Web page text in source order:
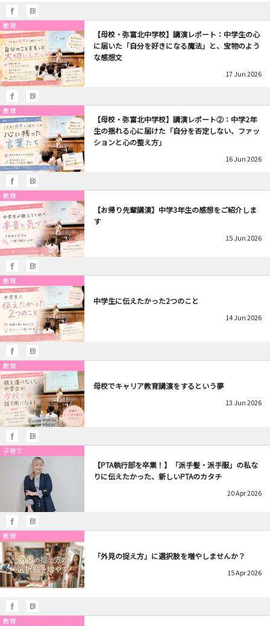
教育
【母校・弥富北中学校】講演レポート：中学生の心
に届いた「自分を好きになる魔法」と、宝物のよう
な感想文
17Jun2026
教育
【母校・弥富北中学校】講演レポート②：中学2年
生の揺れる心に届けた「自分を否定しない、ファッ
ションと心の整え方」
16Jun2026
教育
【お帰り先輩講演】中学3年生の感想をご紹介しま
す
15Jun2026
教育
中学生に伝えたかった2つのこと
14Jun2026
教育
母校でキャリア教育講演をするという夢
13Jun2026
子育て
【PTA執行部を卒業！】「派手髪・派手服」の私な
りに伝えたかった、新しいPTAのカタチ
20Apr2026
教育
「外見の捉え方」に選択肢を増やしませんか？
15Apr2026
教育